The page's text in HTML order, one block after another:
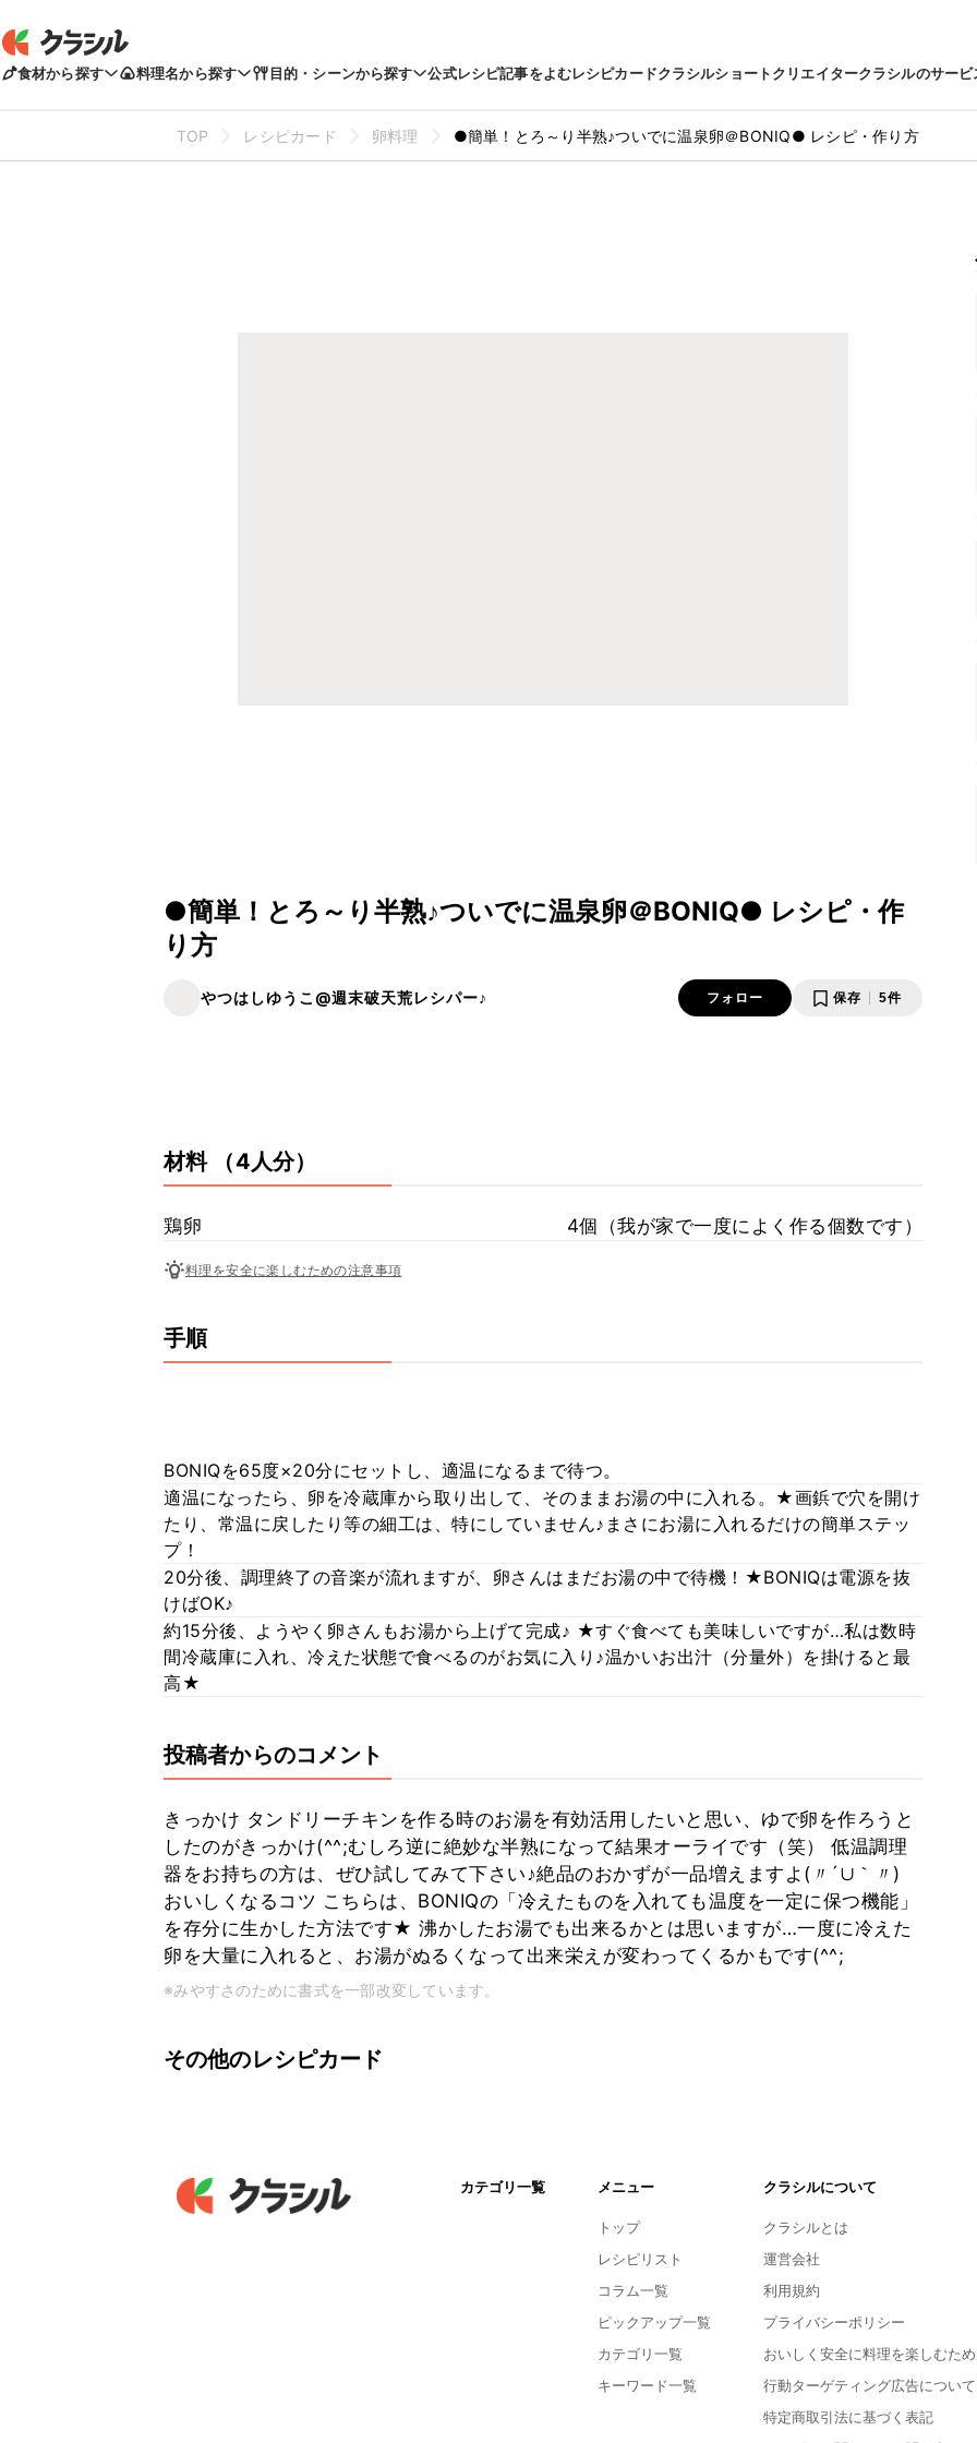
食材から探す 料理名から探す 目的・シーンから探す 公式レシピ記事をよむレシピカードクラシルショートクリエイタークラシルのサービ
TOP レシピカード 卵料理 ●簡単！とろ～り半熟♪ついでに温泉卵＠BONIQ● レシピ・作り方
●簡単！とろ～り半熟♪ついでに温泉卵＠BONIQ● レシピ・作
り方
やつはしゆうこ@週末破天荒レシパー♪ フォロー 保存 5件
材料 （4人分）
鶏卵 4個（我が家で一度によく作る個数です）
料理を安全に楽しむための注意事項
手順
BONIQを65度×20分にセットし、適温になるまで待つ。
適温になったら、卵を冷蔵庫から取り出して、そのままお湯の中に入れる。★画鋲で穴を開け
たり、常温に戻したり等の細工は、特にしていません♪まさにお湯に入れるだけの簡単ステッ
プ！
20分後、調理終了の音楽が流れますが、卵さんはまだお湯の中で待機！★BONIQは電源を抜
けばOK♪
約15分後、ようやく卵さんもお湯から上げて完成♪ ★すぐ食べても美味しいですが…私は数時
間冷蔵庫に入れ、冷えた状態で食べるのがお気に入り♪温かいお出汁（分量外）を掛けると最
高★
投稿者からのコメント
きっかけ タンドリーチキンを作る時のお湯を有効活用したいと思い、ゆで卵を作ろうと
したのがきっかけ(^^;むしろ逆に絶妙な半熟になって結果オーライです（笑） 低温調理
器をお持ちの方は、ぜひ試してみて下さい♪絶品のおかずが一品増えますよ(〃´∪｀〃)ゞ
おいしくなるコツ こちらは、BONIQの「冷えたものを入れても温度を一定に保つ機能」
を存分に生かした方法です★ 沸かしたお湯でも出来るかとは思いますが…一度に冷えた
卵を大量に入れると、お湯がぬるくなって出来栄えが変わってくるかもです(^^;
※みやすさのために書式を一部改変しています。
その他のレシピカード
カテゴリ一覧 メニュー
トップ
レシピリスト
コラム一覧
ピックアップ一覧
カテゴリ一覧
キーワード一覧
クラシルについて
クラシルとは
運営会社
利用規約
プライバシーポリシー
おいしく安全に料理を楽しむため
行動ターゲティング広告について
特定商取引法に基づく表記